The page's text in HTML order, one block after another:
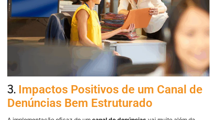
3. Impactos Positivos de um Canal de
Denúncias Bem Estruturado